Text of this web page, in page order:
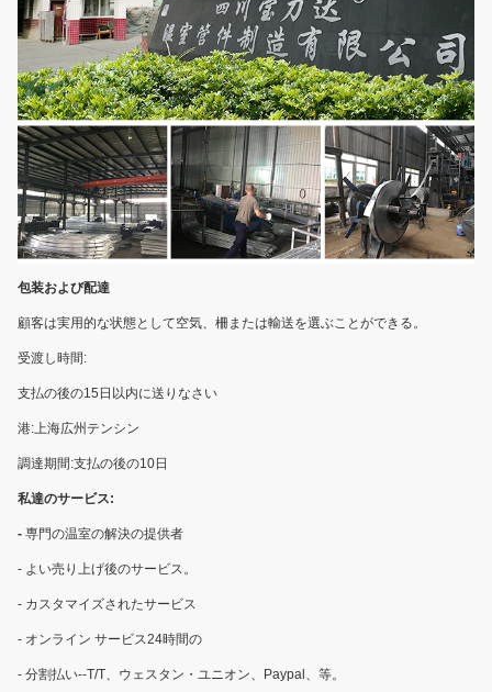
包装および配達
顧客は実用的な状態として空気、柵または輸送を選ぶことができる。
受渡し時間:
支払の後の15日以内に送りなさい
港:上海広州テンシン
調達期間:支払の後の10日
私達のサービス:
- 専門の温室の解決の提供者
- よい売り上げ後のサービス。
- カスタマイズされたサービス
- オンライン サービス24時間の
- 分割払い--T/T、ウェスタン・ユニオン、Paypal、等。